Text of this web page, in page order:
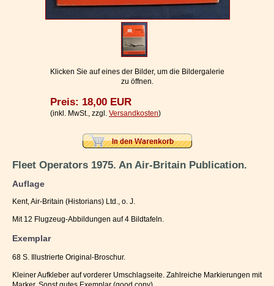
Datenschutzerklärung
Ihr WarenkorbKlicken Sie auf eines der Bilder, um die Bildergalerie
zu öffnen.
Preis: 18,00 EUR
(inkl. MwSt., zzgl. Versandkosten)
Fleet Operators 1975. An Air-Britain Publication.
Auflage
Kent, Air-Britain (Historians) Ltd., o. J.
Mit 12 Flugzeug-Abbildungen auf 4 Bildtafeln.
Exemplar
68 S. Illustrierte Original-Broschur.
Kleiner Aufkleber auf vorderer Umschlagseite. Zahlreiche Markierungen mit